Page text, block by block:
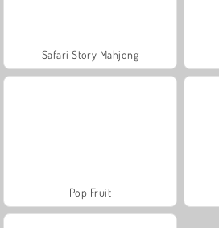
Safari Story Mahjong
Pop Fruit